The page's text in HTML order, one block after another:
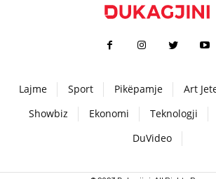
Lajme Sport Pikëpamje Art
Showbiz
Ekonomi Teknologji
DuVideo